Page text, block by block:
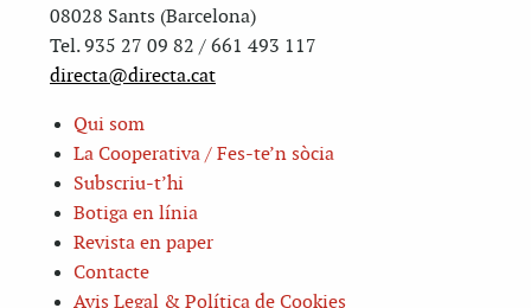
08028 Sants (Barcelona)
Tel. 935 27 09 82 / 661 493 117
directa@directa.cat
Qui som
La Cooperativa / Fes-te’n sòcia
Subscriu-t’hi
Botiga en línia
Revista en paper
Contacte
Avis Legal & Política de Cookies